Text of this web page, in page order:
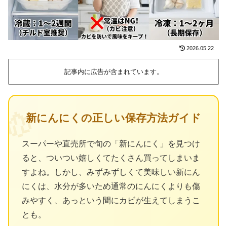
2026.05.22
記事内に広告が含まれています。
新にんにくの正しい保存方法ガイド
スーパーや直売所で旬の「新にんにく」を見つけ
ると、ついつい嬉しくてたくさん買ってしまいま
すよね。しかし、みずみずしくて美味しい新にん
にくは、水分が多いため通常のにんにくよりも傷
みやすく、あっという間にカビが生えてしまうこ
とも。